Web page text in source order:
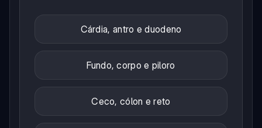
Cárdia, antro e duodeno
Fundo, corpo e piloro
Ceco, cólon e reto